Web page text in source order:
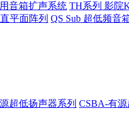
音箱扩声系统 TH系列 影院
平面阵列 QS Sub 超低频音
超低扬声器系列 CSBA-有